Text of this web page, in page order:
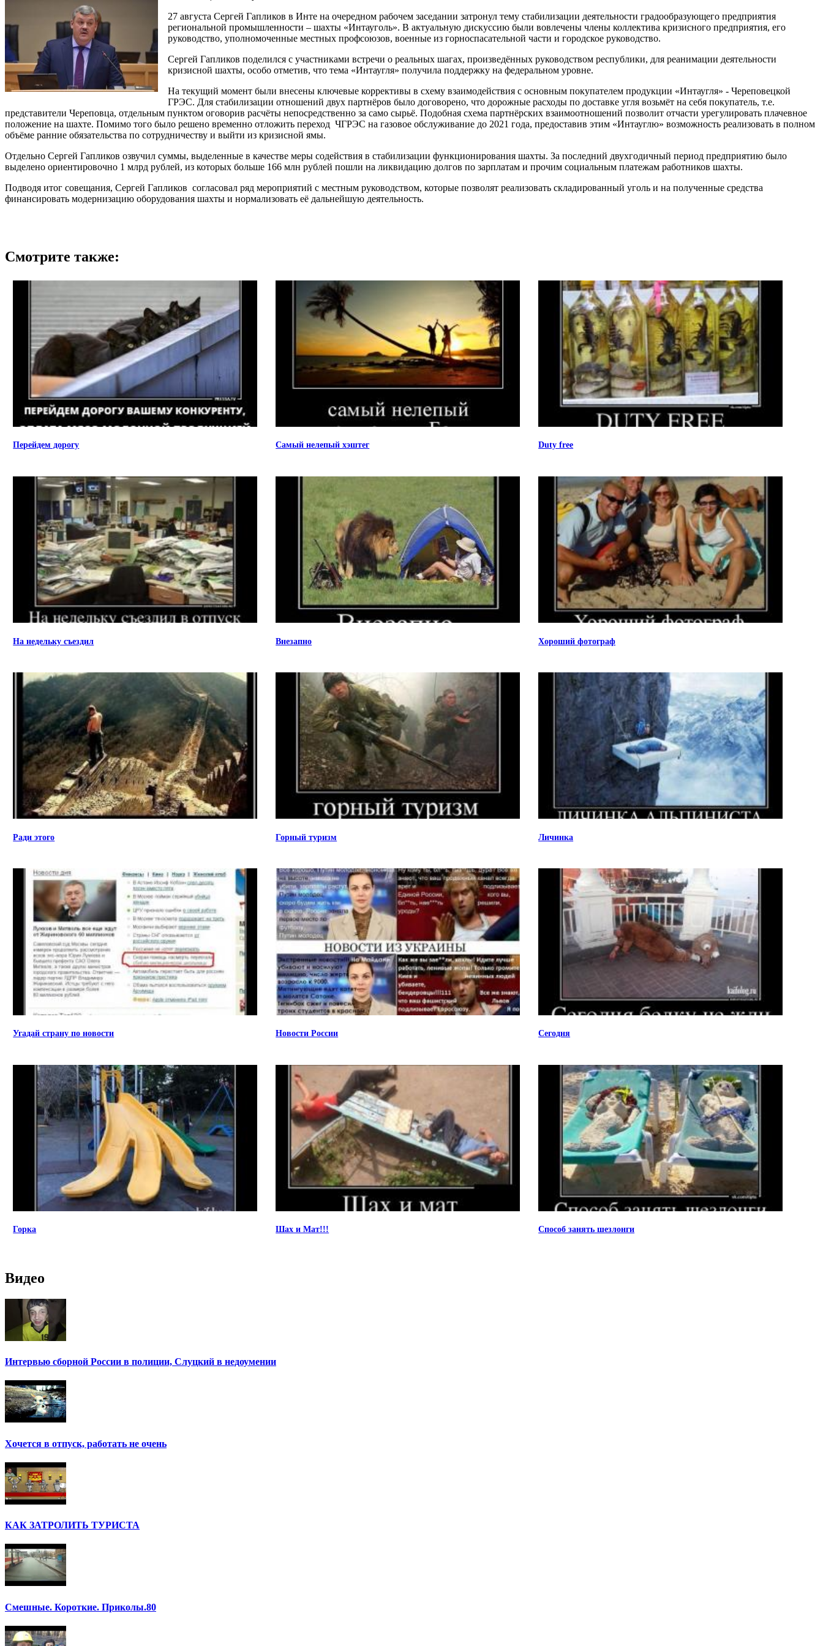
27 августа Сергей Гапликов в Инте на очередном рабочем заседании затронул тему стабилизации деятельности градообразующего предприятия
региональной промышленности – шахты «Интауголь». В актуальную дискуссию были вовлечены члены коллектива кризисного предприятия, его
руководство, уполномоченные местных профсоюзов, военные из горноспасательной части и городское руководство.
Сергей Гапликов поделился с участниками встречи о реальных шагах, произведённых руководством республики, для реанимации деятельности
кризисной шахты, особо отметив, что тема «Интаугля» получила поддержку на федеральном уровне.
На текущий момент были внесены ключевые коррективы в схему взаимодействия с основным покупателем продукции «Интаугля» - Череповецкой
ГРЭС. Для стабилизации отношений двух партнёров было договорено, что дорожные расходы по доставке угля возьмёт на себя покупатель, т.е.
представители Череповца, отдельным пунктом оговорив расчёты непосредственно за само сырьё. Подобная схема партнёрских взаимоотношений позволит отчасти урегулировать плачевное
положение на шахте. Помимо того было решено временно отложить переход ЧГРЭС на газовое обслуживание до 2021 года, предоставив этим «Интауглю» возможность реализовать в полном
объёме ранние обязательства по сотрудничеству и выйти из кризисной ямы.
Отдельно Сергей Гапликов озвучил суммы, выделенные в качестве меры содействия в стабилизации функционирования шахты. За последний двухгодичный период предприятию было
выделено ориентировочно 1 млрд рублей, из которых больше 166 млн рублей пошли на ликвидацию долгов по зарплатам и прочим социальным платежам работников шахты.
Подводя итог совещания, Сергей Гапликов согласовал ряд мероприятий с местным руководством, которые позволят реализовать складированный уголь и на полученные средства
финансировать модернизацию оборудования шахты и нормализовать её дальнейшую деятельность.
Смотрите также:
Перейдем дорогу Самый нелепый хэштег Duty free
На недельку съездил Внезапно Хороший фотограф
Ради этого Горный туризм Личинка
Угадай страну по новости Новости России Сегодня
Горка Шах и Мат!!! Способ занять шезлонги
Видео
Интервью сборной России в полиции, Слуцкий в недоумении
Хочется в отпуск, работать не очень
КАК ЗАТРОЛИТЬ ТУРИСТА
Смешные. Короткие. Приколы.80